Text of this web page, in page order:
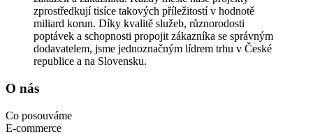
zprostředkují tisíce takových příležitostí v hodnotě
miliard korun. Díky kvalitě služeb, různorodosti
poptávek a schopnosti propojit zákazníka se správným
dodavatelem, jsme jednoznačným lídrem trhu v České
republice a na Slovensku.
O nás
Co posouváme
E-commerce